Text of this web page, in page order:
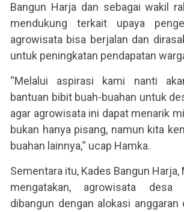
Bangun Harja dan sebagai wakil
mendukung terkait upaya
agrowisata bisa berjalan dan
untuk peningkatan pendapatan
“Melalui aspirasi kami nanti
bantuan bibit buah-buahan untuk
agar agrowisata ini dapat menarik
bukan hanya pisang, namun kita
buahan lainnya,“ ucap Hamka.
Sementara itu, Kades Bangun Harja,
mengatakan, agrowisata desa
dibangun dengan alokasi anggaran